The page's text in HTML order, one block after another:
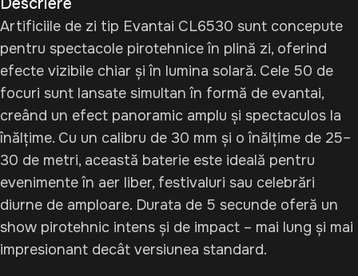
Artificiile de zi tip Evantai CL6530 sunt concepute
pentru spectacole pirotehnice în plină zi, oferind
efecte vizibile chiar și în lumina solară. Cele 50 de
focuri sunt lansate simultan în formă de evantai,
creând un efect panoramic amplu și spectaculos la
înălțime. Cu un calibru de 30 mm și o înălțime de 25–
30 de metri, această baterie este ideală pentru
evenimente în aer liber, festivaluri sau celebrări
diurne de amploare. Durata de 5 secunde oferă un
show pirotehnic intens și de impact – mai lung și mai
impresionant decât versiunea standard.